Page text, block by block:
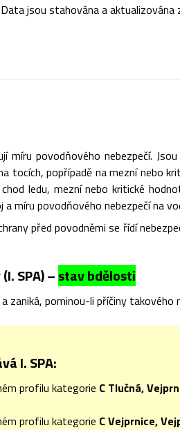
jsou stahována a
míru povodňového nebezpečí.
popřípadě na mezní nebo
ledu, mezní nebo kritické
míru povodňového nebezpečí na
před povodněmi se řídí
SPA) –stav bdělosti
zaniká, pominou-li příčiny takového
I. SPA:
profilu kategorie C Tlučná,
profilu kategorie C Vejprnice,